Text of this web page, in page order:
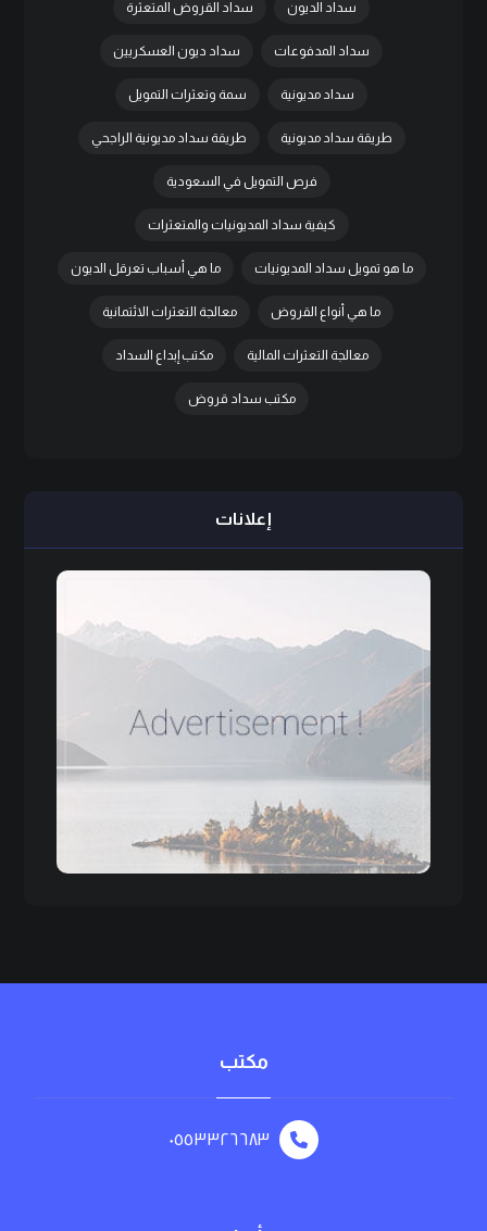
سداد الديون سداد القروض المتعثرة
سداد المدفوعات سداد ديون العسكريين
سداد مديونية سمة وتعثرات التمويل
طريقة سداد مديونية طريقة سداد مديونية الراجحي
فرص التمويل في السعودية
كيفية سداد المديونيات والمتعثرات
ما هو تمويل سداد المديونيات ما هي أسباب تعرقل الديون
ما هي أنواع القروض معالجة التعثرات الائتمانية
معالجة التعثرات المالية مكتب إبداع السداد
مكتب سداد قروض
إعلانات
مكتب
٠٥٥٣٣٢٦٦٨٣